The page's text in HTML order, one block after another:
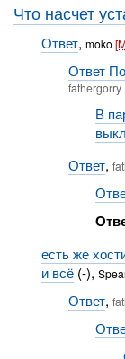
Что насчет
Ответ, moko
Ответ
В
Ответ,
есть же
и всё(-),
Ответ,